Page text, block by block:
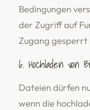
Bedingungen
der Zugriff auf
Zugang gesperrt
6. Hochladen von
Dateien dürfen
wenn die